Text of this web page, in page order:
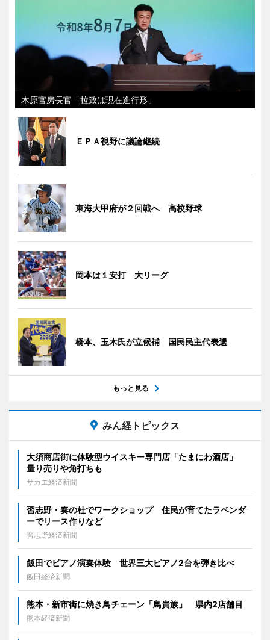
木原官房長官「拉致は現在進行形」
ＥＰＡ視野に議論継続
東海大甲府が２回戦へ 高校野球
岡本は１安打 大リーグ
橋本、玉木氏が立候補 国民民主代表選
もっと見る
みん経トピックス
大須商店街に体験型ウイスキー専門店「たまにわ酒店」
量り売りや角打ちも
サカエ経済新聞
習志野・奏の杜でワークショップ 住民が育てたラベンダ
ーでリース作りなど
習志野経済新聞
飯田でピアノ演奏体験 世界三大ピアノ2台を弾き比べ
飯田経済新聞
熊本・新市街に焼き鳥チェーン「鳥貴族」 県内2店舗目
熊本経済新聞